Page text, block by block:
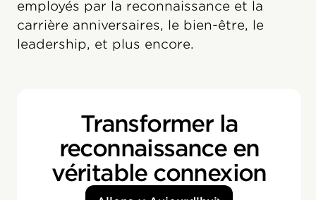
employés par la reconnaissance et la
carrière anniversaires, le bien-être, le
leadership, et plus encore.
Transformer la
reconnaissance en
véritable connexion